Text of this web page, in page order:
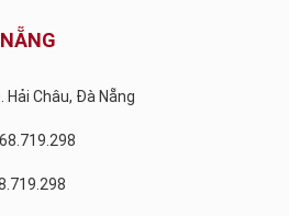
Hải Châu, Đà Nẵng